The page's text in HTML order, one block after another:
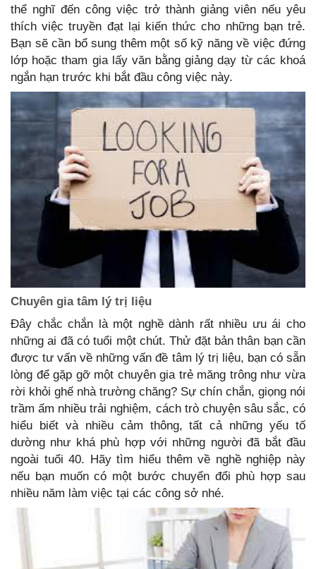
thể nghĩ đến công việc trở thành giảng viên nếu yêu
thích việc truyền đạt lại kiến thức cho những bạn trẻ.
Bạn sẽ cần bổ sung thêm một số kỹ năng về việc đứng
lớp hoặc tham gia lấy văn bằng giảng dạy từ các khoá
ngắn hạn trước khi bắt đầu công việc này.
Chuyên gia tâm lý trị liệu
Đây chắc chắn là một nghề dành rất nhiều ưu ái cho
những ai đã có tuổi một chút. Thử đặt bản thân bạn cần
được tư vấn về những vấn đề tâm lý trị liệu, bạn có sẵn
lòng để gặp gỡ một chuyên gia trẻ măng trông như vừa
rời khỏi ghế nhà trường chăng? Sự chín chắn, giọng nói
trầm ấm nhiều trải nghiệm, cách trò chuyện sâu sắc, có
hiểu biết và nhiều cảm thông, tất cả những yếu tố
dường như khá phù hợp với những người đã bắt đầu
ngoài tuổi 40. Hãy tìm hiểu thêm về nghề nghiệp này
nếu bạn muốn có một bước chuyển đổi phù hợp sau
nhiều năm làm việc tại các công sở nhé.